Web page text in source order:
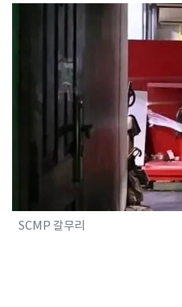
SCMP 갈무리